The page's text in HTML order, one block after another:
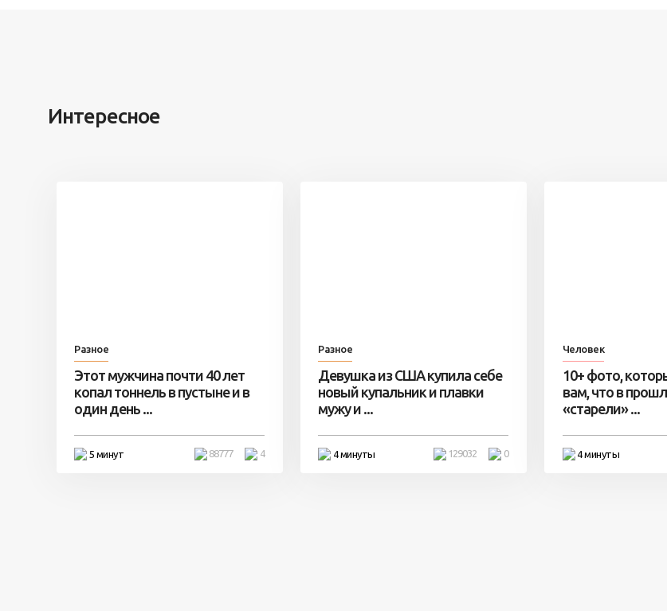
Интересное
Разное
Этот мужчина почти 40 лет
копал тоннель в пустыне и в
один день ...
5 минут 4
88777
Разное
Девушка из США купила себе
новый купальник и плавки
мужу и ...
4 минуты 0
129032
Человек
10+ фото,
вам, что в
«старели» ...
4 минуты